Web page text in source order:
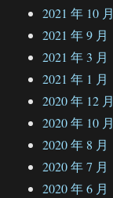
2021 年 10 月
2021 年 9 月
2021 年 3 月
2021 年 1 月
2020 年 12 月
2020 年 10 月
2020 年 8 月
2020 年 7 月
2020 年 6 月